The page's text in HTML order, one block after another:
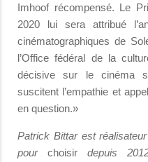
Imhoof récompensé. Le
2020 lui sera attribué
cinématographiques de
l’Office fédéral de la
décisive sur le cinéma
suscitent l’empathie et
en question.»
Patrick Bittar est
pourchoisir depuis